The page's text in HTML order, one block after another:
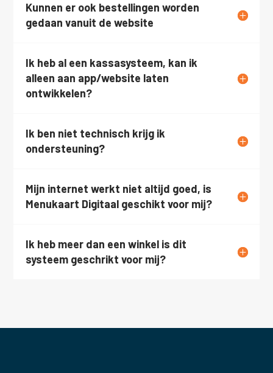
Kunnen er ook bestellingen worden
gedaan vanuit de website
Ik heb al een kassasysteem, kan ik
alleen aan app/website laten
ontwikkelen?
Ik ben niet technisch krijg ik
ondersteuning?
Mijn internet werkt niet altijd goed, is
Menukaart Digitaal geschikt voor mij?
Ik heb meer dan een winkel is dit
systeem geschrikt voor mij?